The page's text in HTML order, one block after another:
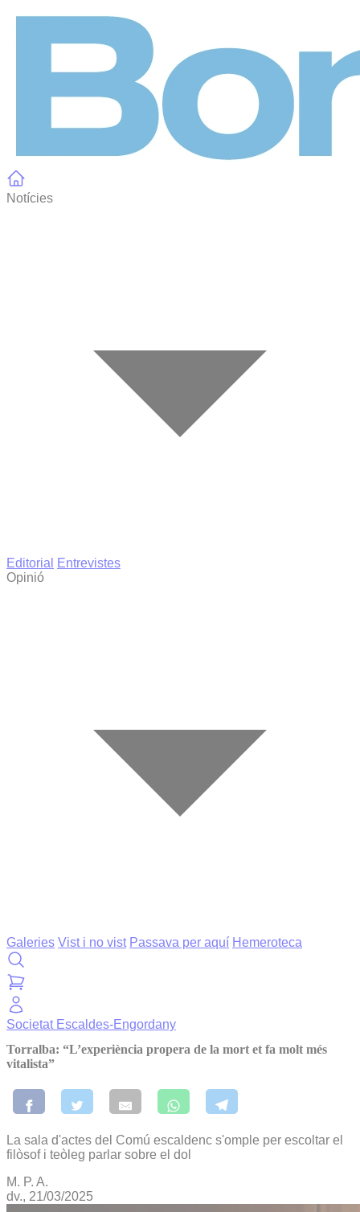
Notícies
Editorial
Entrevistes
Opinió
Galeries Vist i no vist Passava per aquí Hemeroteca
Societat Escaldes-Engordany
Torralba: “L’experiència propera de la mort et fa molt més
vitalista”
La sala d'actes del Comú escaldenc s'omple per escoltar el
filòsof i teòleg parlar sobre el dol
M. P. A.
dv., 21/03/2025